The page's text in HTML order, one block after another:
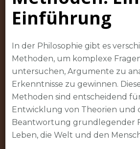
Einführung
In der Philosophie gibt es
Methoden, um komplexe
untersuchen, Argumente zu
Erkenntnisse zu gewinnen.
Methoden sind entscheidend
Entwicklung von Theorien und
Beantwortung grundlegender
Leben, die Welt und den